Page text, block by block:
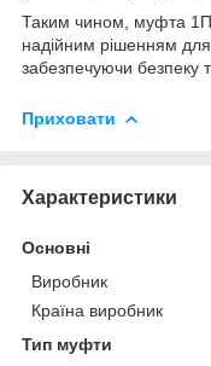
Таким чином, муфта
надійним рішенням для
забезпечуючи безпеку
Приховати
Характеристики
Основні
Виробник
Країна виробник
Тип муфти